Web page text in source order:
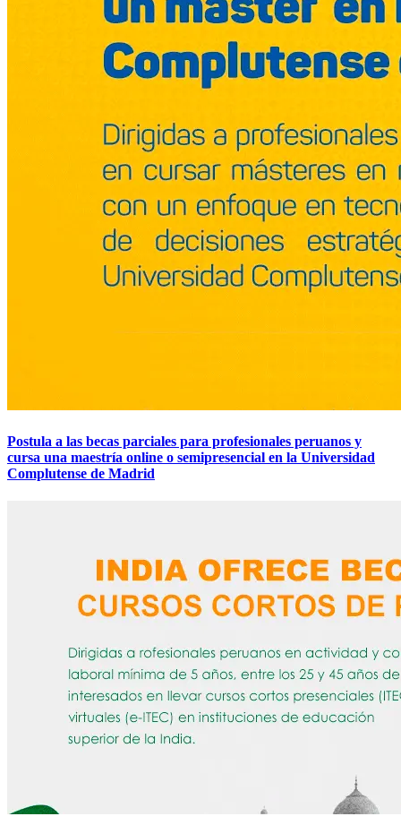
Postula a las becas parciales para profesionales peruanos y
cursa una maestría online o semipresencial en la Universidad
Complutense de Madrid